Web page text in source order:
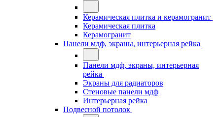
Керамическая плитка и керамогранит
Керамическая плитка
Керамогранит
Панели мдф, экраны, интерьерная рейка
Панели мдф, экраны, интерьерная
рейка
Экраны для радиаторов
Стеновые панели мдф
Интерьерная рейка
Подвесной потолок